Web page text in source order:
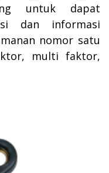
untuk dapat
dan informasi
nomor satu
multi faktor,